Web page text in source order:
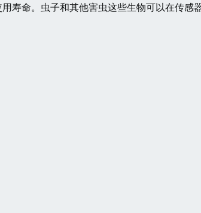
寿命。虫子和其他害虫这些生物可以在传感